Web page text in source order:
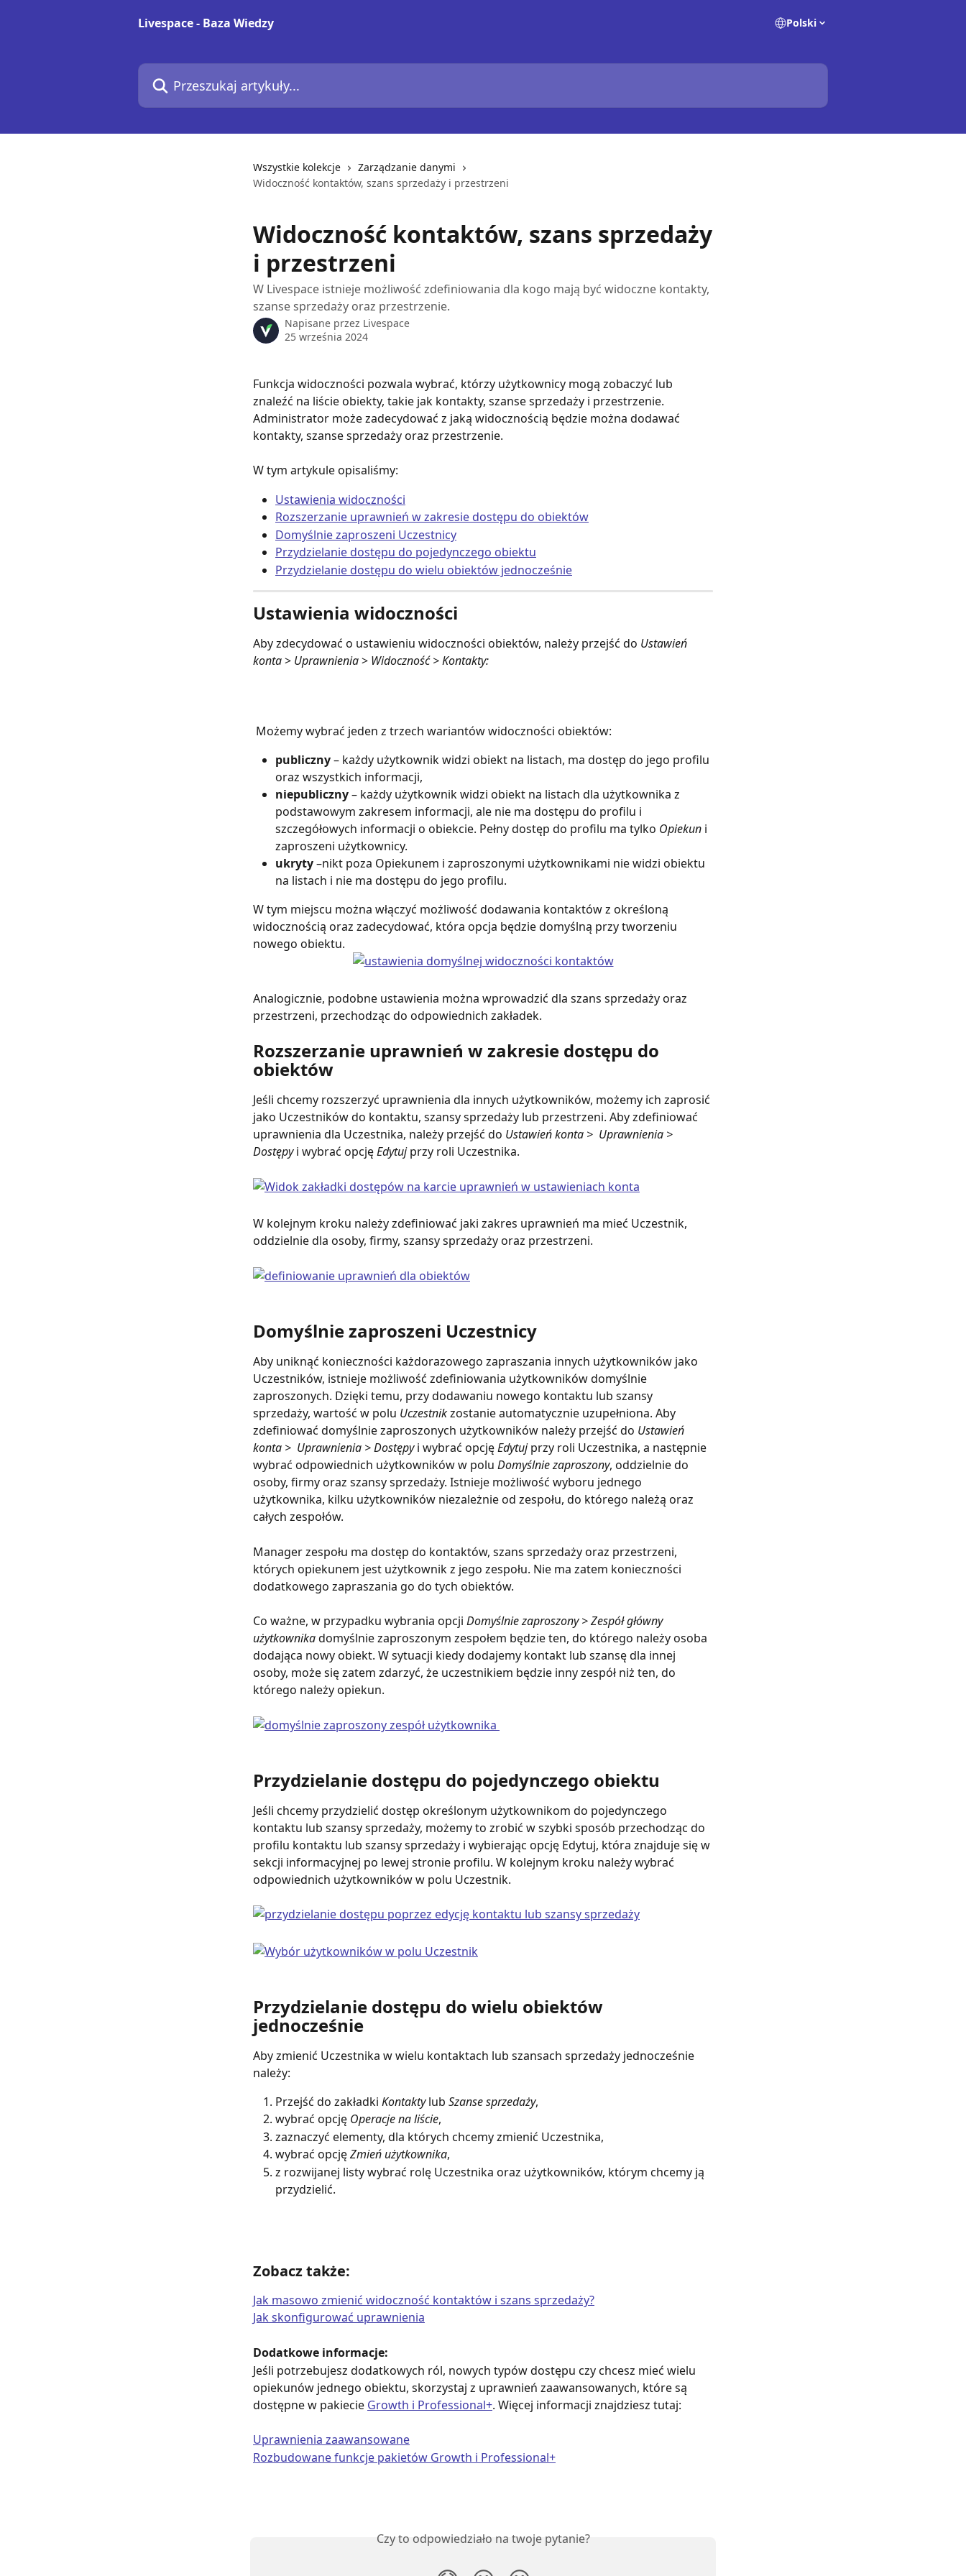
Livespace - Baza Wiedzy
Polski
Przeszukaj artykuły...
Wszystkie kolekcje
Zarządzanie danymi
Widoczność kontaktów, szans sprzedaży i przestrzeni
Widoczność kontaktów, szans sprzedaży
i przestrzeni
W Livespace istnieje możliwość zdefiniowania dla kogo mają być widoczne kontakty,
szanse sprzedaży oraz przestrzenie.
Napisane przez Livespace
25 września 2024
Funkcja widoczności pozwala wybrać, którzy użytkownicy mogą zobaczyć lub
znaleźć na liście obiekty, takie jak kontakty, szanse sprzedaży i przestrzenie.
Administrator może zadecydować z jaką widocznością będzie można dodawać
kontakty, szanse sprzedaży oraz przestrzenie.
W tym artykule opisaliśmy:
Ustawienia widoczności
Rozszerzanie uprawnień w zakresie dostępu do obiektów
Domyślnie zaproszeni Uczestnicy
Przydzielanie dostępu do pojedynczego obiektu
Przydzielanie dostępu do wielu obiektów jednocześnie
Ustawienia widoczności
Aby zdecydować o ustawieniu widoczności obiektów, należy przejść do Ustawień
konta > Uprawnienia > Widoczność > Kontakty:
Możemy wybrać jeden z trzech wariantów widoczności obiektów:
publiczny – każdy użytkownik widzi obiekt na listach, ma dostęp do jego profilu
oraz wszystkich informacji,
niepubliczny – każdy użytkownik widzi obiekt na listach dla użytkownika z
podstawowym zakresem informacji, ale nie ma dostępu do profilu i
szczegółowych informacji o obiekcie. Pełny dostęp do profilu ma tylko Opiekun i
zaproszeni użytkownicy.
ukryty –nikt poza Opiekunem i zaproszonymi użytkownikami nie widzi obiektu
na listach i nie ma dostępu do jego profilu.
W tym miejscu można włączyć możliwość dodawania kontaktów z określoną
widocznością oraz zadecydować, która opcja będzie domyślną przy tworzeniu
nowego obiektu.
Analogicznie, podobne ustawienia można wprowadzić dla szans sprzedaży oraz
przestrzeni, przechodząc do odpowiednich zakładek.
Rozszerzanie uprawnień w zakresie dostępu do
obiektów
Jeśli chcemy rozszerzyć uprawnienia dla innych użytkowników, możemy ich zaprosić
jako Uczestników do kontaktu, szansy sprzedaży lub przestrzeni. Aby zdefiniować
uprawnienia dla Uczestnika, należy przejść do Ustawień konta >  Uprawnienia >
Dostępy i wybrać opcję Edytuj przy roli Uczestnika.
W kolejnym kroku należy zdefiniować jaki zakres uprawnień ma mieć Uczestnik,
oddzielnie dla osoby, firmy, szansy sprzedaży oraz przestrzeni.
Domyślnie zaproszeni Uczestnicy
Aby uniknąć konieczności każdorazowego zapraszania innych użytkowników jako
Uczestników, istnieje możliwość zdefiniowania użytkowników domyślnie
zaproszonych. Dzięki temu, przy dodawaniu nowego kontaktu lub szansy
sprzedaży, wartość w polu Uczestnik zostanie automatycznie uzupełniona. Aby
zdefiniować domyślnie zaproszonych użytkowników należy przejść do Ustawień
konta >  Uprawnienia > Dostępy i wybrać opcję Edytuj przy roli Uczestnika, a następnie
wybrać odpowiednich użytkowników w polu Domyślnie zaproszony, oddzielnie do
osoby, firmy oraz szansy sprzedaży. Istnieje możliwość wyboru jednego
użytkownika, kilku użytkowników niezależnie od zespołu, do którego należą oraz
całych zespołów.
Manager zespołu ma dostęp do kontaktów, szans sprzedaży oraz przestrzeni,
których opiekunem jest użytkownik z jego zespołu. Nie ma zatem konieczności
dodatkowego zapraszania go do tych obiektów.
Co ważne, w przypadku wybrania opcji Domyślnie zaproszony > Zespół główny
użytkownika domyślnie zaproszonym zespołem będzie ten, do którego należy osoba
dodająca nowy obiekt. W sytuacji kiedy dodajemy kontakt lub szansę dla innej
osoby, może się zatem zdarzyć, że uczestnikiem będzie inny zespół niż ten, do
którego należy opiekun.
Przydzielanie dostępu do pojedynczego obiektu
Jeśli chcemy przydzielić dostęp określonym użytkownikom do pojedynczego
kontaktu lub szansy sprzedaży, możemy to zrobić w szybki sposób przechodząc do
profilu kontaktu lub szansy sprzedaży i wybierając opcję Edytuj, która znajduje się w
sekcji informacyjnej po lewej stronie profilu. W kolejnym kroku należy wybrać
odpowiednich użytkowników w polu Uczestnik.
Przydzielanie dostępu do wielu obiektów
jednocześnie
Aby zmienić Uczestnika w wielu kontaktach lub szansach sprzedaży jednocześnie
należy:
Przejść do zakładki Kontakty lub Szanse sprzedaży,
wybrać opcję Operacje na liście,
zaznaczyć elementy, dla których chcemy zmienić Uczestnika,
wybrać opcję Zmień użytkownika,
z rozwijanej listy wybrać rolę Uczestnika oraz użytkowników, którym chcemy ją
przydzielić.
Zobacz także:
Jak masowo zmienić widoczność kontaktów i szans sprzedaży?
Jak skonfigurować uprawnienia
Dodatkowe informacje:
Jeśli potrzebujesz dodatkowych ról, nowych typów dostępu czy chcesz mieć wielu
opiekunów jednego obiektu, skorzystaj z uprawnień zaawansowanych, które są
dostępne w pakiecie Growth i Professional+. Więcej informacji znajdziesz tutaj:
Uprawnienia zaawansowane
Rozbudowane funkcje pakietów Growth i Professional+
Czy to odpowiedziało na twoje pytanie?